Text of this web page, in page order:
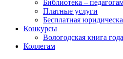
Библиотека –
Платные услуги
Бесплатная
Конкурсы
Вологодская книга года
Коллегам